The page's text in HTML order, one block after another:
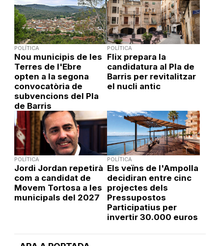
POLÍTICA
Nou municipis de les
Terres de l'Ebre
opten a la segona
convocatòria de
subvencions del Pla
de Barris
POLÍTICA
Flix prepara la
candidatura al Pla de
Barris per revitalitzar
el nucli antic
POLÍTICA
Jordi Jordan repetirà
com a candidat de
Movem Tortosa a les
municipals del 2027
POLÍTICA
Els veïns de l'Ampolla
decidiran entre cinc
projectes dels
Pressupostos
Participatius per
invertir 30.000 euros